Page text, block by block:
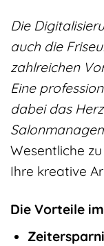
Die
auch die
zahlreichen
Eine
dabei das
Wesentliche
Ihre kreative
Die Vorteile